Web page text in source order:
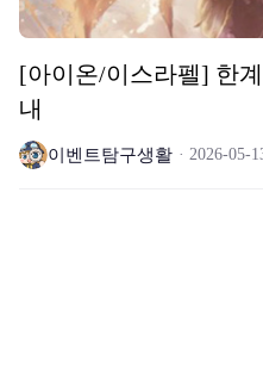
[아이온/이스라펠] 한
내
이벤트탐구생활 2026-05-